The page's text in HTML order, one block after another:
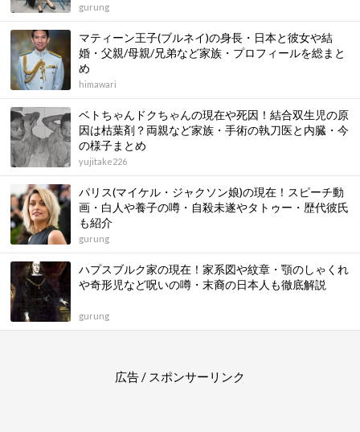
gurung
マティーン王子(ブルネイ)の身長・日本と彼女や結
婚・父親/母親/兄弟など家族・プロフィールを総まと
め
himawari
ベトちゃんドクちゃんの現在や死因！結合双生児の原
因は枯葉剤？両親など家族・手術の執刀医と内臓・今
の様子まとめ
yujitake226
パリス(マイケル・ジャクソン娘)の現在！スピーチ動
画・白人や養子の噂・自殺未遂やタトゥー・歴代彼氏
も紹介
gurung
ハプスブルク家の現在！家系図や紋章・顎のしゃくれ
や奇形児など呪いの噂・末裔の日本人も徹底解説
gurung
広告 / スポンサーリンク